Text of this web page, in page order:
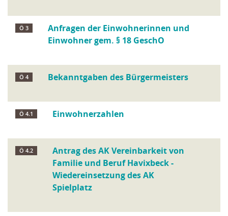
Ö 3
Anfragen der Einwohnerinnen und
Einwohner gem. § 18 GeschO
Ö 4 Bekanntgaben des Bürgermeisters
Ö 4.1 Einwohnerzahlen
Ö 4.2
Antrag des AK Vereinbarkeit von
Familie und Beruf Havixbeck -
Wiedereinsetzung des AK
Spielplatz